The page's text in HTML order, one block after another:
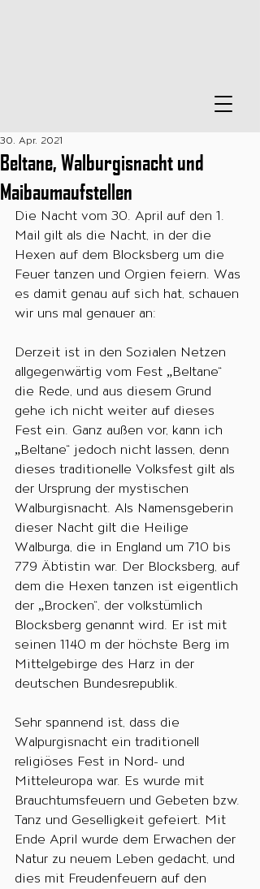
Beltane, Walburgisnacht und
Maibaumaufstellen
30. Apr. 2021
Die Nacht vom 30. April auf den 1.
Mail gilt als die Nacht, in der die
Hexen auf dem Blocksberg um die
Feuer tanzen und Orgien feiern. Was
es damit genau auf sich hat, schauen
wir uns mal genauer an:
Derzeit ist in den Sozialen Netzen
allgegenwärtig vom Fest „Beltane“
die Rede, und aus diesem Grund
gehe ich nicht weiter auf dieses
Fest ein. Ganz außen vor, kann ich
„Beltane“ jedoch nicht lassen, denn
dieses traditionelle Volksfest gilt als
der Ursprung der mystischen
Walburgisnacht. Als Namensgeberin
dieser Nacht gilt die Heilige
Walburga, die in England um 710 bis
779 Äbtistin war. Der Blocksberg, auf
dem die Hexen tanzen ist eigentlich
der „Brocken“, der volkstümlich
Blocksberg genannt wird. Er ist mit
seinen 1140 m der höchste Berg im
Mittelgebirge des Harz in der
deutschen Bundesrepublik.
Sehr spannend ist, dass die
Walpurgisnacht ein traditionell
religiöses Fest in Nord- und
Mitteleuropa war. Es wurde mit
Brauchtumsfeuern und Gebeten bzw.
Tanz und Geselligkeit gefeiert. Mit
Ende April wurde dem Erwachen der
Natur zu neuem Leben gedacht, und
dies mit Freudenfeuern auf den